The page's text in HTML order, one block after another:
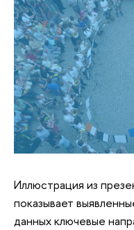
Иллюстрация из
показывает
данных ключевые